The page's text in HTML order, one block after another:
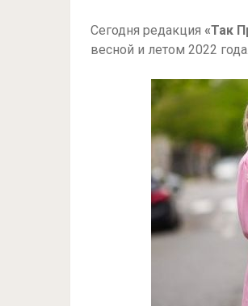
Сегодня редакция «Так
весной и летом 2022